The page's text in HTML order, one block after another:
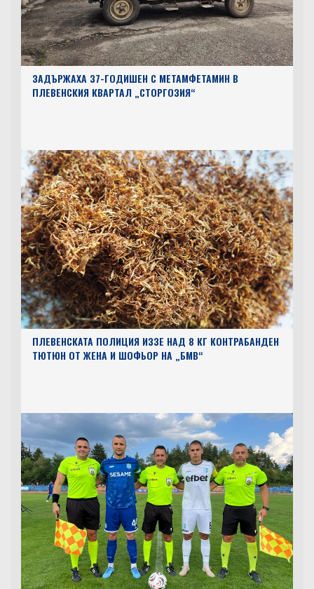
ЗАДЪРЖАХА 37-ГОДИШЕН С МЕТАМФЕТАМИН В
ПЛЕВЕНСКИЯ КВАРТАЛ „СТОРГОЗИЯ“
ПЛЕВЕНСКАТА ПОЛИЦИЯ ИЗЗЕ НАД 8 КГ КОНТРАБАНДЕН
ТЮТЮН ОТ ЖЕНА И ШОФЬОР НА „БМВ“